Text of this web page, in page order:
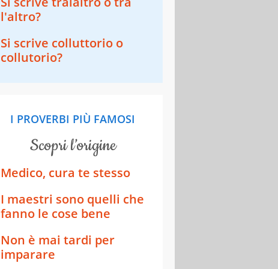
l'altro?
Si scrive colluttorio o
collutorio?
I PROVERBI PIÙ FAMOSI
scopri l’origine
Medico, cura te stesso
I maestri sono quelli che
fanno le cose bene
Non è mai tardi per
imparare